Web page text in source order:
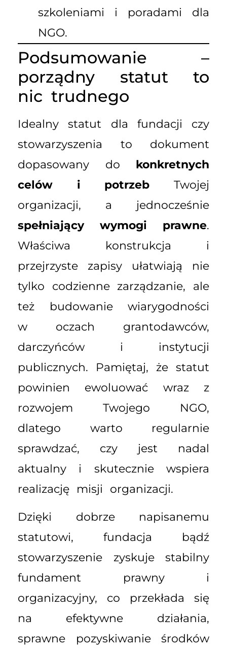
szkoleniami i poradami dla
NGO.
Podsumowanie –
porządny statut to
nic trudnego
Idealny statut dla fundacji czy
stowarzyszenia to dokument
dopasowany do konkretnych
celów i potrzeb Twojej
organizacji, a jednocześnie
spełniający wymogi prawne.
Właściwa konstrukcja i
przejrzyste zapisy ułatwiają nie
tylko codzienne zarządzanie, ale
też budowanie wiarygodności
w oczach grantodawców,
darczyńców i instytucji
publicznych. Pamiętaj, że statut
powinien ewoluować wraz z
rozwojem Twojego NGO,
dlatego warto regularnie
sprawdzać, czy jest nadal
aktualny i skutecznie wspiera
realizację misji organizacji.
Dzięki dobrze napisanemu
statutowi, fundacja bądź
stowarzyszenie zyskuje stabilny
fundament prawny i
organizacyjny, co przekłada się
na efektywne działania,
sprawne pozyskiwanie środków